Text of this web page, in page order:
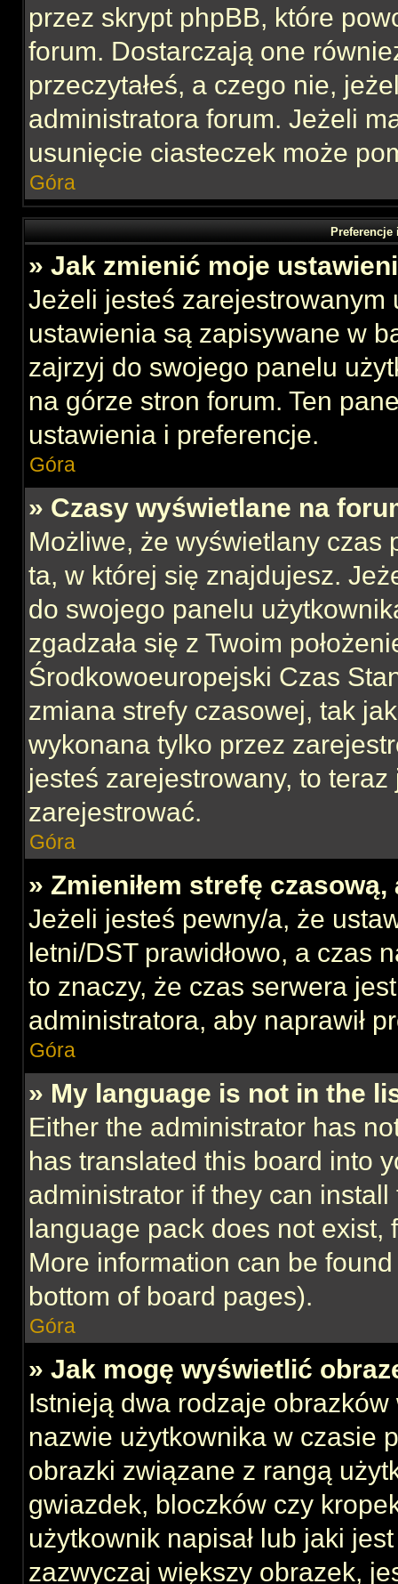
przez skrypt phpBB, które
forum. Dostarczają one
przeczytałeś, a czego nie,
administratora forum. Jeżeli
usunięcie ciasteczek może
Góra
» Jak zmienić moje
Jeżeli jesteś zarejestrowanym
ustawienia są zapisywane w
zajrzyj do swojego panelu
na górze stron forum. Ten
ustawienia i preferencje.
Góra
» Czasy wyświetlane na
Możliwe, że wyświetlany czas
ta, w której się znajdujesz.
do swojego panelu
zgadzała się z Twoim
Środkowoeuropejski Czas
zmiana strefy czasowej, tak
wykonana tylko przez
jesteś zarejestrowany, to
zarejestrować.
Góra
» Zmieniłem strefę
Jeżeli jesteś pewny/a, że
letni/DST prawidłowo, a czas
to znaczy, że czas serwera
administratora, aby naprawił
Góra
» My language is not in the
Either the administrator has
has translated this board into
administrator if they can
language pack does not exist,
More information can be
bottom of board pages).
Góra
» Jak mogę wyświetlić
Istnieją dwa rodzaje
nazwie użytkownika w czasie
obrazki związane z rangą
gwiazdek, bloczków czy
użytkownik napisał lub jaki
zazwyczaj większy obrazek,